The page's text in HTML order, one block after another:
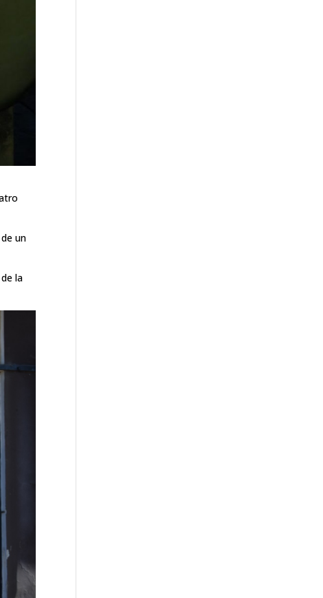
un
la